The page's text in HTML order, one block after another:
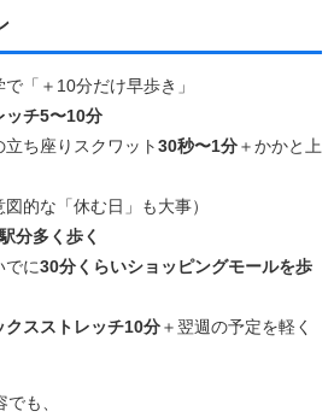
で「＋10分だけ早歩き」
ッチ5〜10分
立ち座りスクワット30秒〜1分＋かかと上
図的な「休む日」も大事）
分多く歩く
でに30分くらいショッピングモールを歩
クスストレッチ10分＋翌週の予定を軽く
も、